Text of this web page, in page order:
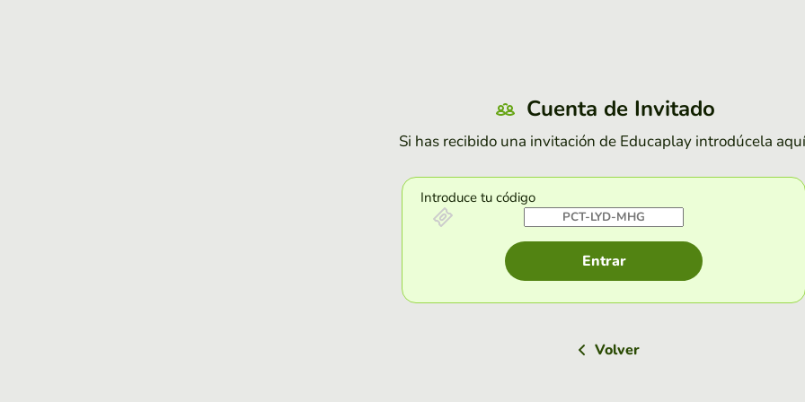
Cuenta de Invitado
Si has recibido una invitación de Educaplay introdúcela
Introduce tu código
Entrar
Volver